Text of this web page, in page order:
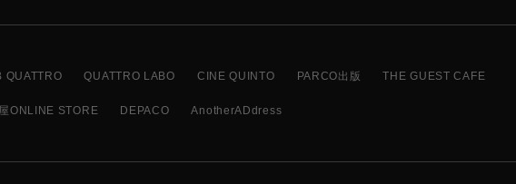
QUATTRO QUATTRO LABO CINE QUINTO PARCO出版 THE GUEST CAFE
ONLINE STORE DEPACO AnotherADdress